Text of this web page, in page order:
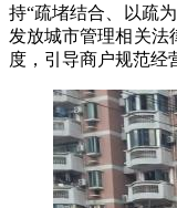
持“疏堵结合、以疏
发放城市管理相关法
度，引导商户规范经